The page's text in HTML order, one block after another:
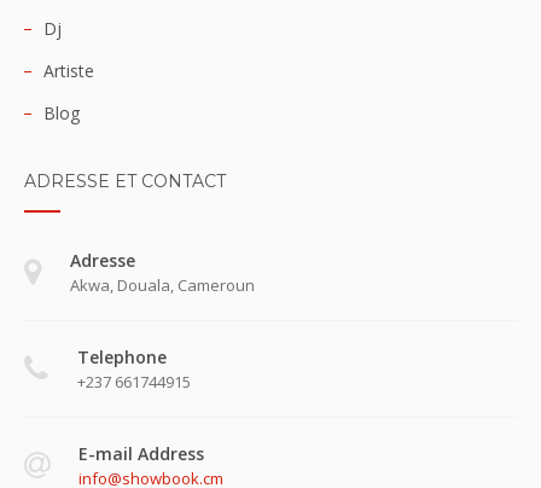
Dj
Artiste
Blog
ADRESSE ET CONTACT
Adresse
Akwa, Douala, Cameroun
Telephone
+237 661744915
E-mail Address
info@showbook.cm